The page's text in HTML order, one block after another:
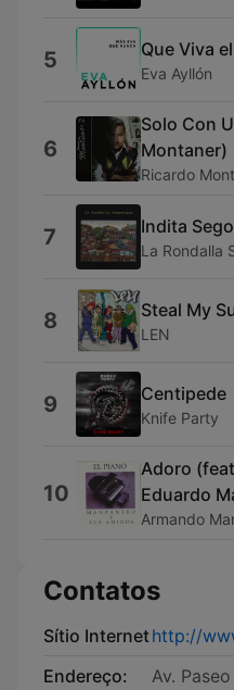
5 Que Viva
Eva Ayllón
6
Solo Con
Montaner)
Ricardo
7 Indita
La Rondalla
8 Steal My
LEN
9 Centipede
Knife Party
10
Adoro
Eduardo
Armando
Contatos
Sítio Internethttp://
Endereço:
Av.